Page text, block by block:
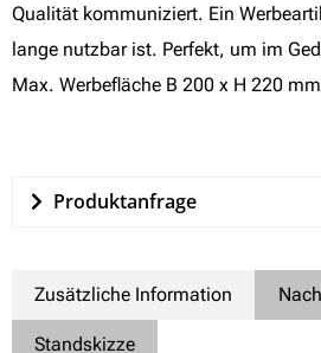
Qualität kommuniziert. Ein
lange nutzbar ist. Perfekt, um im
Max. Werbefläche B 200 x H 220
Produktanfrage
Zusätzliche Information
Standskizze